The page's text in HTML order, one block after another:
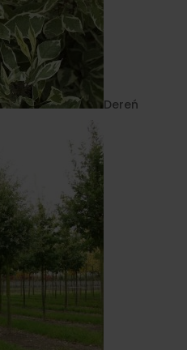
Dereń